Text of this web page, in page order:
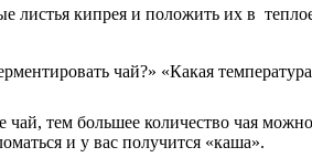
листья кипрея и положить их в
чай?» «Какая
тем большее количество чая
и у вас получится «каша».